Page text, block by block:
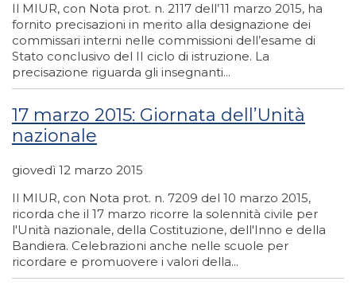
Il MIUR, con Nota prot. n. 2117 dell’11 marzo 2015, ha
fornito precisazioni in merito alla designazione dei
commissari interni nelle commissioni dell’esame di
Stato conclusivo del II ciclo di istruzione. La
precisazione riguarda gli insegnanti...
17 marzo 2015: Giornata dell’Unità
nazionale
giovedì 12 marzo 2015
Il MIUR, con Nota prot. n. 7209 del 10 marzo 2015,
ricorda che il 17 marzo ricorre la solennità civile per
l'Unità nazionale, della Costituzione, dell'Inno e della
Bandiera. Celebrazioni anche nelle scuole per
ricordare e promuovere i valori della...